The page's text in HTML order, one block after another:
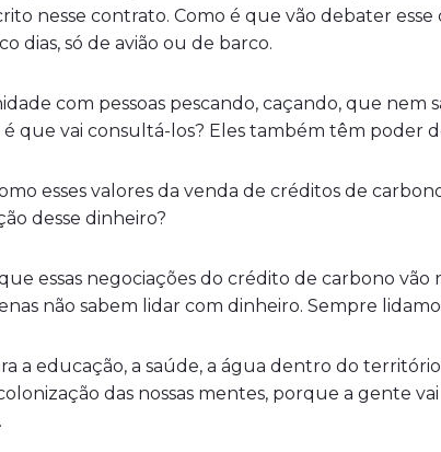
nesse contrato. Como é que vão debater
dias, só de avião ou de barco.
com pessoas pescando, caçando, que nem
que vai consultá-los? Eles também têm poder
esses valores da venda de créditos de
desse dinheiro?
essas negociações do crédito de carbono vão
não sabem lidar com dinheiro. Sempre
a educação, a saúde, a água dentro do
das nossas mentes, porque a gente